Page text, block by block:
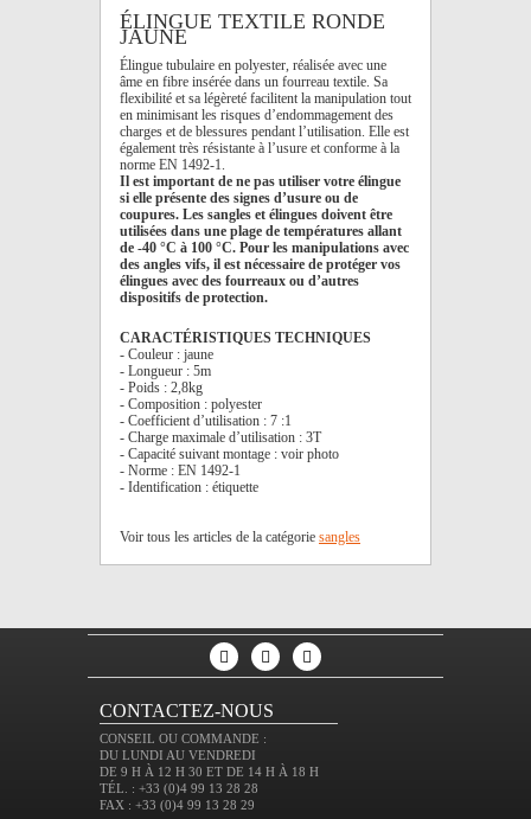
ÉLINGUE TEXTILE RONDE
JAUNE
Élingue tubulaire en polyester, réalisée avec une
âme en fibre insérée dans un fourreau textile. Sa
flexibilité et sa légèreté facilitent la manipulation tout
en minimisant les risques d’endommagement des
charges et de blessures pendant l’utilisation. Elle est
également très résistante à l’usure et conforme à la
norme EN 1492-1.
Il est important de ne pas utiliser votre élingue
si elle présente des signes d’usure ou de
coupures. Les sangles et élingues doivent être
utilisées dans une plage de températures allant
de -40 °C à 100 °C. Pour les manipulations avec
des angles vifs, il est nécessaire de protéger vos
élingues avec des fourreaux ou d’autres
dispositifs de protection.
CARACTÉRISTIQUES TECHNIQUES
- Couleur : jaune
- Longueur : 5m
- Poids : 2,8kg
- Composition : polyester
- Coefficient d’utilisation : 7 :1
- Charge maximale d’utilisation : 3T
- Capacité suivant montage : voir photo
- Norme : EN 1492-1
- Identification : étiquette
Voir tous les articles de la catégorie sangles
CONTACTEZ-NOUS
CONSEIL OU COMMANDE :
DU LUNDI AU VENDREDI
DE 9 H À 12 H 30 ET DE 14 H À 18 H
TÉL. : +33 (0)4 99 13 28 28
FAX : +33 (0)4 99 13 28 29